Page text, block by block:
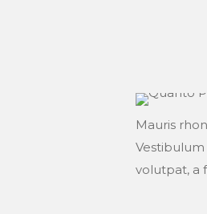
Mauris
Vestibulum
volutpat, a